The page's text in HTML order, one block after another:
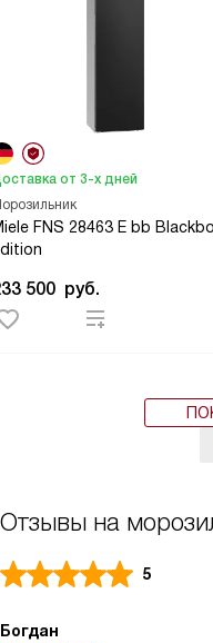
FNS 28463 E bb
от 3-х дней
500 руб.
Отзывы на
5
Богдан